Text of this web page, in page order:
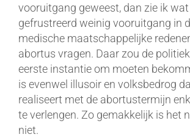
vooruitgang geweest, dan zie ik wat
gefrustreerd weinig vooruitgang in
medische maatschappelijke
abortus vragen. Daar zou de
eerste instantie om moeten
is evenwel illusoir en volksbedrog
realiseert met de abortustermijn
te verlengen. Zo gemakkelijk is het
niet.